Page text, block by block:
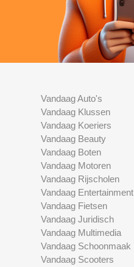
Vandaag Auto's
Vandaag Klussen
Vandaag Koeriers
Vandaag Beauty
Vandaag Boten
Vandaag Motoren
Vandaag Rijscholen
Vandaag Entertainment
Vandaag Fietsen
Vandaag Juridisch
Vandaag Multimedia
Vandaag Schoonmaak
Vandaag Scooters